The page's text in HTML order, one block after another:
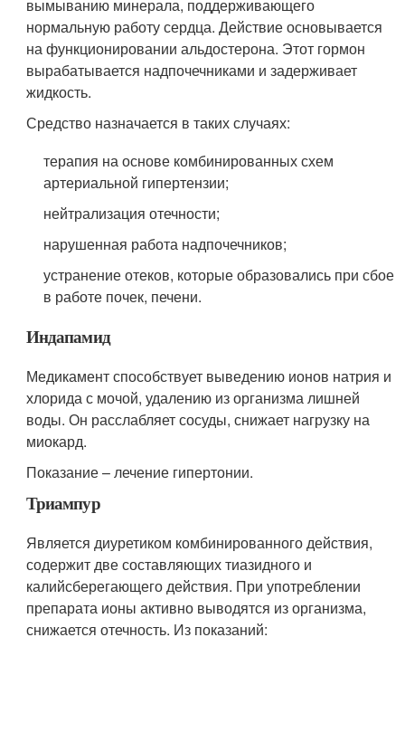
вымыванию минерала, поддерживающего
нормальную работу сердца. Действие основывается
на функционировании альдостерона. Этот гормон
вырабатывается надпочечниками и задерживает
жидкость.
Средство назначается в таких случаях:
терапия на основе комбинированных схем
артериальной гипертензии;
нейтрализация отечности;
нарушенная работа надпочечников;
устранение отеков, которые образовались при сбое
в работе почек, печени.
Индапамид
Медикамент способствует выведению ионов натрия и
хлорида с мочой, удалению из организма лишней
воды. Он расслабляет сосуды, снижает нагрузку на
миокард.
Показание – лечение гипертонии.
Триампур
Является диуретиком комбинированного действия,
содержит две составляющих тиазидного и
калийсберегающего действия. При употреблении
препарата ионы активно выводятся из организма,
снижается отечность. Из показаний: